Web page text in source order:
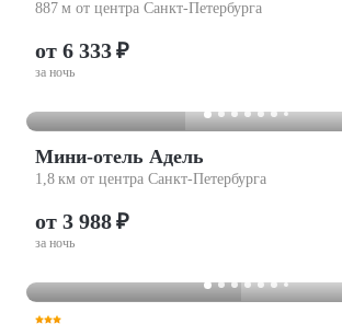
887 м от центра Санкт-Петербурга
от 6 333 ₽
за ночь
Мини-отель Адель
1,8 км от центра Санкт-Петербурга
от 3 988 ₽
за ночь